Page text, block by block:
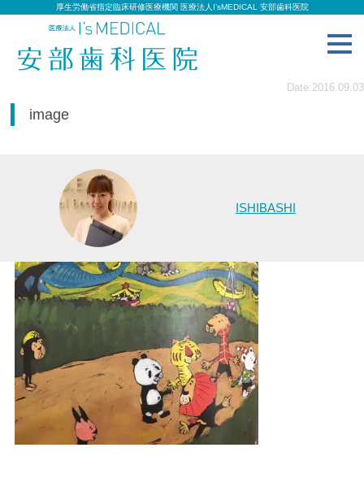
厚生労働省指定臨床研修医療機関 医療法人I’sMEDICAL 安部歯科医院
Date:2016.09.03
image
ISHIBASHI